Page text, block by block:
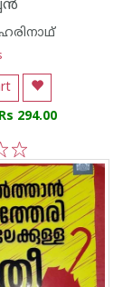
Rs 294.00
5